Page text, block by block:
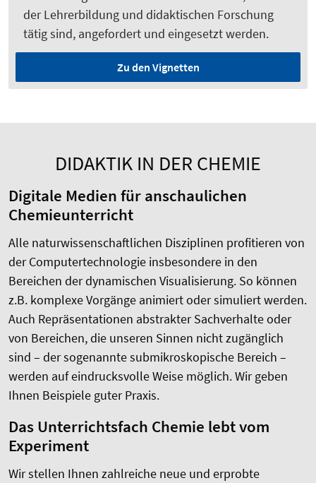
der Lehrerbildung und didaktischen Forschung
tätig sind, angefordert und eingesetzt werden.
Zu den Vignetten
DIDAKTIK IN DER CHEMIE
Digitale Medien für anschaulichen
Chemieunterricht
Alle naturwissenschaftlichen Disziplinen profitieren von
der Computertechnologie insbesondere in den
Bereichen der dynamischen Visualisierung. So können
z.B. komplexe Vorgänge animiert oder simuliert werden.
Auch Repräsentationen abstrakter Sachverhalte oder
von Bereichen, die unseren Sinnen nicht zugänglich
sind – der sogenannte submikroskopische Bereich –
werden auf eindrucksvolle Weise möglich. Wir geben
Ihnen Beispiele guter Praxis.
Das Unterrichtsfach Chemie lebt vom
Experiment
Wir stellen Ihnen zahlreiche neue und erprobte